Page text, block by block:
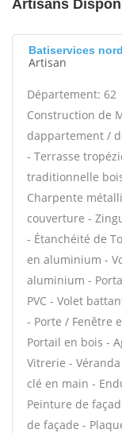
Artisans
Batiservices
Artisan
Département: 62
Construction de
dappartement /
- Terrasse
traditionnelle
Charpente
couverture -
- Étanchéité de
en aluminium -
aluminium -
PVC - Volet
- Porte / Fenêtre
Portail en bois -
Vitrerie -
clé en main -
Peinture de
de façade -